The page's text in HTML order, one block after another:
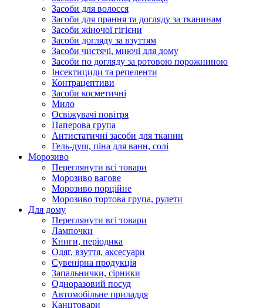
Засоби для волосся
Засоби для прання та догляду за тканинам
Засоби жіночої гігієни
Засоби догляду за взуттям
Засоби чистячі, миючі для дому
Засоби по догляду за ротовою порожниною
Інсектициди та репеленти
Контрацептиви
Засоби косметичні
Мило
Освіжувачі повітря
Паперова група
Антистатичні засоби для тканин
Гель-душ, піна для ванн, солі
Морозиво
Переглянути всі товари
Морозиво вагове
Морозиво порційне
Морозиво тортова група, рулети
Для дому
Переглянути всі товари
Лампочки
Книги, періодика
Одяг, взуття, аксесуари
Сувенірна продукція
Запальнички, сірники
Одноразовий посуд
Автомобільне приладдя
Канцтовари